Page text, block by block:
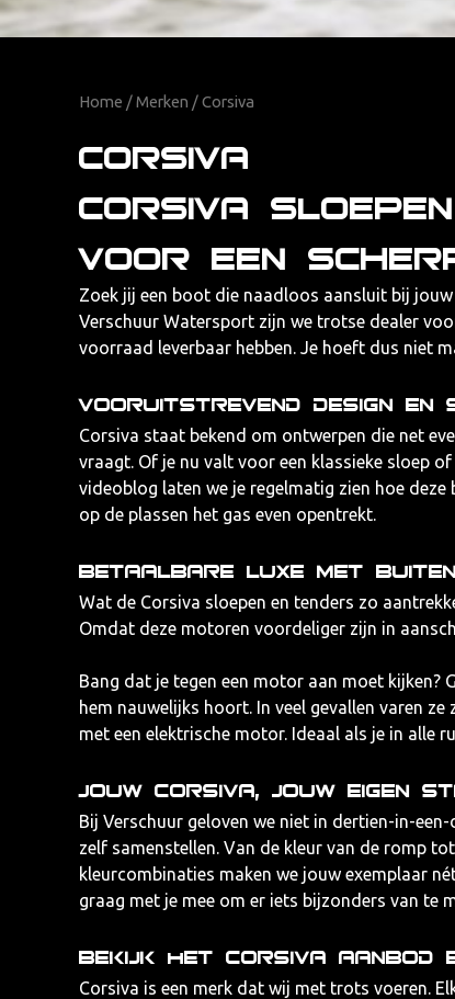
Home /Merken / Corsiva
Corsiva
Corsiva
voor een
Zoek jij een boot die naadloos aansluit bij
Verschuur Watersport zijn we trotse dealer
voorraad leverbaar hebben. Je hoeft dus niet
Vooruitstrevend design en
Corsiva staat bekend om ontwerpen die net
vraagt. Of je nu valt voor een klassieke sloep
videoblog laten we je regelmatig zien hoe
op de plassen het gas even opentrekt.
Betaalbare luxe met
Wat de Corsiva sloepen en tenders zo
Omdat deze motoren voordeliger zijn in
Bang dat je tegen een motor aan moet
hem nauwelijks hoort. In veel gevallen varen
met een elektrische motor. Ideaal als je in alle
Jouw Corsiva, jouw eigen
Bij Verschuur geloven we niet in dertien-in-
zelf samenstellen. Van de kleur van de romp
kleurcombinaties maken we jouw exemplaar
graag met je mee om er iets bijzonders van te
Bekijk het Corsiva
Corsiva is een merk dat wij met trots voeren.